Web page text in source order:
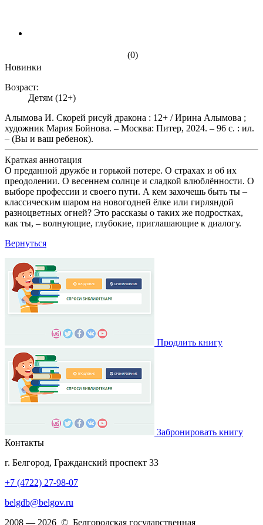
(0)
Новинки
Возраст:
Детям (12+)
Алымова И. Скорей рисуй дракона : 12+ / Ирина Алымова ;
художник Мария Бойнова. – Москва: Питер, 2024. – 96 с. : ил.
– (Вы и ваш ребенок).
Краткая аннотация
О преданной дружбе и горькой потере. О страхах и об их
преодолении. О весеннем солнце и сладкой влюблённости. О
выборе профессии и своего пути. А кем захочешь быть ты –
классическим шаром на новогодней ёлке или гирляндой
разноцветных огней? Это рассказы о таких же подростках,
как ты, – волнующие, глубокие, приглашающие к диалогу.
Вернуться
Продлить книгу
Забронировать книгу
Контакты
г. Белгород, Гражданский проспект 33
+7 (4722) 27-98-07
belgdb@belgov.ru
2008 — 2026 © Белгородская государственная